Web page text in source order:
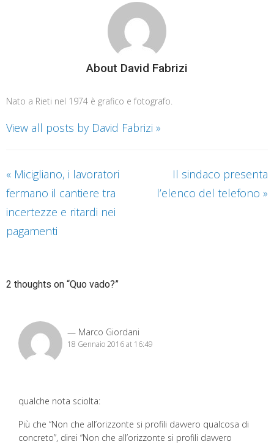
About David Fabrizi
Nato a Rieti nel 1974 è grafico e fotografo.
View all posts by David Fabrizi »
« Micigliano, i lavoratori
fermano il cantiere tra
incertezze e ritardi nei
pagamenti
Il sindaco presenta
l’elenco del telefono »
2 thoughts on “Quo vado?”
Marco Giordani
18 Gennaio 2016 at 16:49
qualche nota sciolta:
Più che “Non che all’orizzonte si profili davvero qualcosa di
concreto”, direi “Non che all’orizzonte si profili davvero